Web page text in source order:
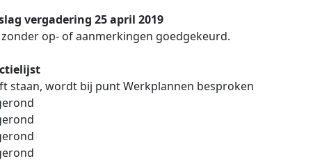
vergadering 25 april 2019
op- of aanmerkingen goedgekeurd.
staan, wordt bij punt Werkplannen besproken